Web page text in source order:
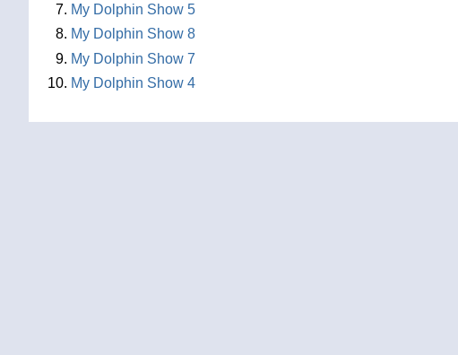
My Dolphin Show 5
My Dolphin Show 8
My Dolphin Show 7
My Dolphin Show 4